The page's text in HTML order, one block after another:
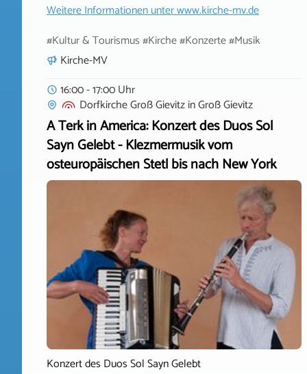
Weitere Informationen unterwww.kirche-mv.de
#Kultur & Tourismus #Kirche #Konzerte #Musik
Kirche-MV
16:00 - 17:00 Uhr
Dorfkirche Groß GievitzinGroß Gievitz
A Terk in America: Konzert des Duos Sol
Sayn Gelebt - Klezmermusik vom
osteuropäischen Stetl bis nach New York
Konzert des Duos Sol Sayn Gelebt